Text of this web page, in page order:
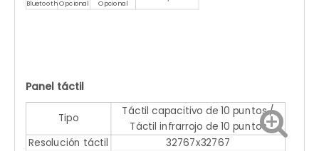
BluetoothOpcional Opcional
Panel táctil
Tipo
Táctil capacitivo de 10 puntos /
Táctil infrarrojo de 10 puntos
Resolución táctil
32767x32767